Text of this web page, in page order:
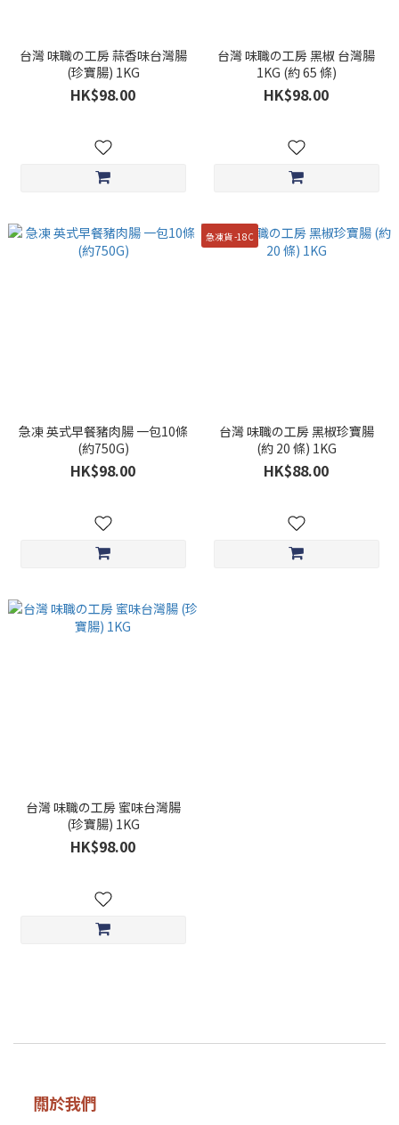
台灣 味職の工房 蒜香味台灣腸
(珍寶腸) 1KG
HK$98.00
台灣 味職の工房 黑椒 台灣腸
1KG (約 65 條)
HK$98.00
急凍 英式早餐豬肉腸 一包10條
(約750G)
HK$98.00
急凍貨 -18C
台灣 味職の工房 黑椒珍寶腸
(約 20 條) 1KG
HK$88.00
台灣 味職の工房 蜜味台灣腸
(珍寶腸) 1KG
HK$98.00
關於我們